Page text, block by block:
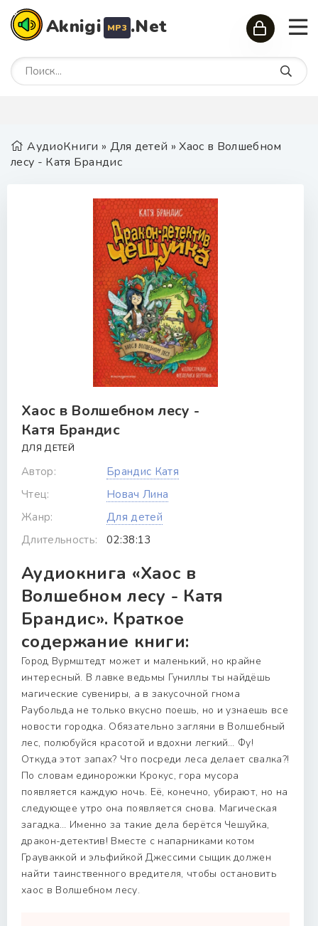
Aknigi MP3 .Net
АудиоКниги » Для детей » Хаос в Волшебном
лесу - Катя Брандис
Хаос в Волшебном лесу -
Катя Брандис
ДЛЯ ДЕТЕЙ
Автор:
Брандис Катя
Чтец:
Новач Лина
Жанр:
Для детей
Длительность:
02:38:13
Аудиокнига «Хаос в
Волшебном лесу - Катя
Брандис». Краткое
содержание книги:
Город Вурмштедт может и маленький, но крайне
интересный. В лавке ведьмы Гуниллы ты найдёшь
магические сувениры, а в закусочной гнома
Раубольда не только вкусно поешь, но и узнаешь все
новости городка. Обязательно загляни в Волшебный
лес, полюбуйся красотой и вдохни легкий… Фу!
Откуда этот запах? Что посреди леса делает свалка?!
По словам единорожки Крокус, гора мусора
появляется каждую ночь. Её, конечно, убирают, но на
следующее утро она появляется снова. Магическая
загадка… Именно за такие дела берётся Чешуйка,
дракон-детектив! Вместе с напарниками котом
Грауваккой и эльфийкой Джессими сыщик должен
найти таинственного вредителя, чтобы остановить
хаос в Волшебном лесу.